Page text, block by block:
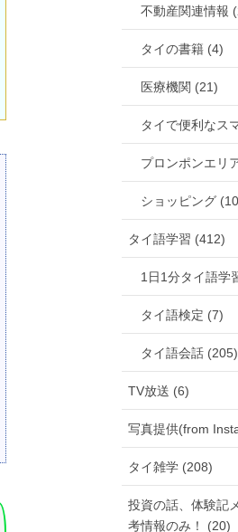
不動産関連情報
タイの書籍 (4)
医療機関 (21)
タイで便利なス
プロンポンエリ
ショッピング
タイ語学習 (412)
1日1分タイ語学
タイ語検定 (7)
タイ語会話 (205)
TV放送 (6)
写真提供(from
タイ雑学 (208)
投資の話、体験記
考情報のみ！ (20)